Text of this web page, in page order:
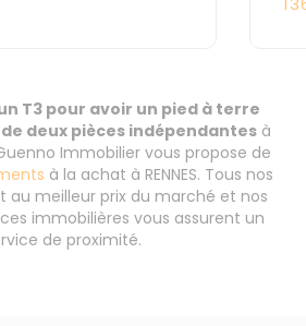
T3 pour avoir un pied à terre
deux pièces indépendantes à
Immobilier vous propose de
à la achat à RENNES. Tous nos
au meilleur prix du marché et nos
immobilières vous assurent un
de proximité.